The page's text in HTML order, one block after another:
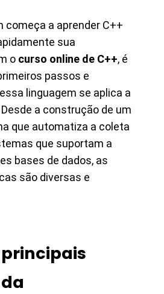
começa a aprender C++
sua
o curso online de C++, é
passos e
linguagem se aplica a
a construção de um
que automatiza a coleta
que suportam a
bases de dados, as
são diversas e